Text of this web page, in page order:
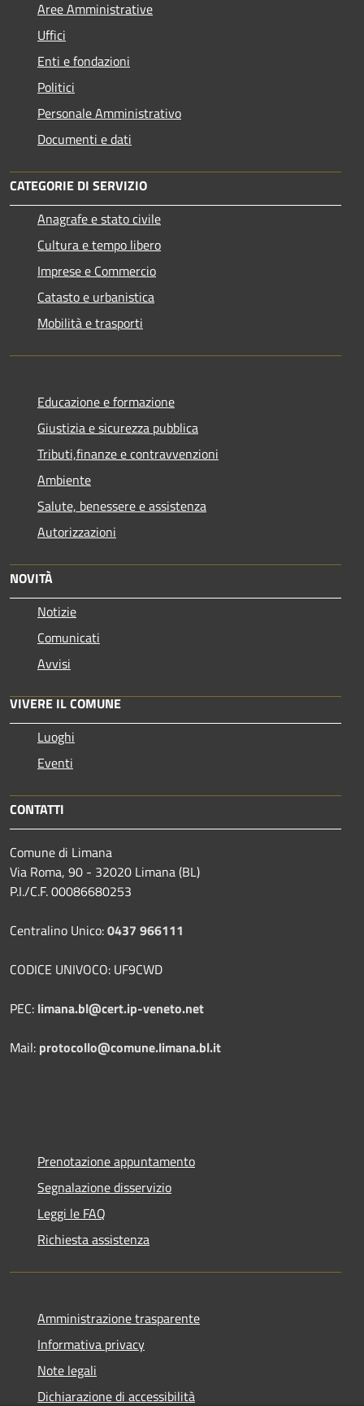
Aree Amministrative
Uffici
Enti e fondazioni
Politici
Personale Amministrativo
Documenti e dati
CATEGORIE DI SERVIZIO
Anagrafe e stato civile
Cultura e tempo libero
Imprese e Commercio
Catasto e urbanistica
Mobilità e trasporti
Educazione e formazione
Giustizia e sicurezza pubblica
Tributi,finanze e contravvenzioni
Ambiente
Salute, benessere e assistenza
Autorizzazioni
NOVITÀ
Notizie
Comunicati
Avvisi
VIVERE IL COMUNE
Luoghi
Eventi
CONTATTI
Comune di Limana
Via Roma, 90 - 32020 Limana (BL)
P.I./C.F. 00086680253
Centralino Unico:0437 966111
CODICE UNIVOCO: UF9CWD
PEC: limana.bl@cert.ip-veneto.net
Mail: protocollo@comune.limana.bl.it
Prenotazione appuntamento
Segnalazione disservizio
Leggi le FAQ
Richiesta assistenza
Amministrazione trasparente
Informativa privacy
Note legali
Dichiarazione di accessibilità